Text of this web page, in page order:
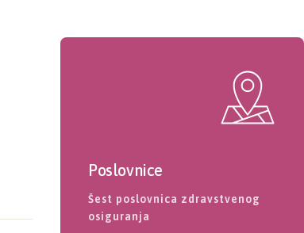
Poslovnice
Šest poslovnica zdravstvenog
osiguranja